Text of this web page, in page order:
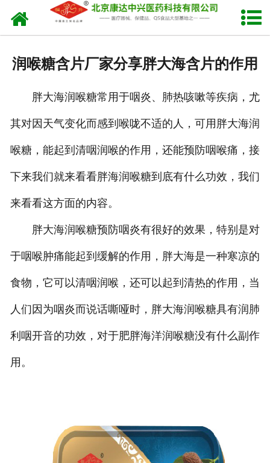
网站首页
发货现场
联系我们
润喉糖含片厂家分享胖大海含片的作用
胖大海润喉糖常用于咽炎、肺热咳嗽等疾病，尤
其对因天气变化而感到喉咙不适的人，可用胖大海润
喉糖，能起到清咽润喉的作用，还能预防咽喉痛，接
下来我们就来看看胖海润喉糖到底有什么功效，我们
来看看这方面的内容。
胖大海润喉糖预防咽炎有很好的效果，特别是对
于咽喉肿痛能起到缓解的作用，胖大海是一种寒凉的
食物，它可以清咽润喉，还可以起到清热的作用，当
人们因为咽炎而说话嘶哑时，胖大海润喉糖具有润肺
利咽开音的功效，对于肥胖海洋润喉糖没有什么副作
用。